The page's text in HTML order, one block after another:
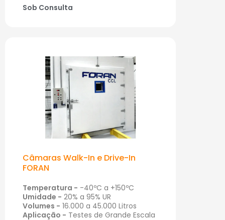
Sob Consulta
Câmaras Walk-In e Drive-In
FORAN
Temperatura - -40ºC a +150ºC
Umidade - 20% a 95% UR
Volumes - 16.000 a 45.000 Litros
Aplicação - Testes de Grande Escala